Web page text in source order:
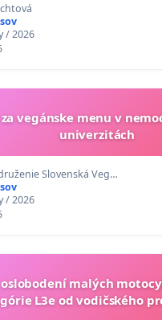
/ 2026
vegánske menu v
univerzitách
Slovenská Veg…
/ 2026
malých
L3e od vodičského